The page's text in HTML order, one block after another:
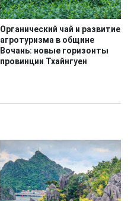
Органический чай и развитие
агротуризма в общине
Вочань: новые горизонты
провинции Тхайнгуен